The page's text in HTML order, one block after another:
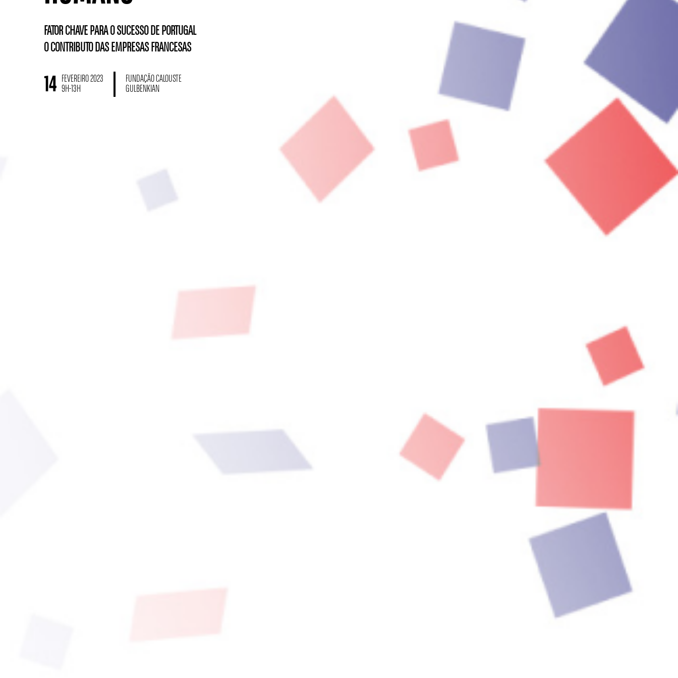
FATOR CHAVE PARA O SUCESSO DE PORTUGAL
O CONTRIBUTO DAS EMPRESAS FRANCESAS
14 FEVEREIRO 2023
9H-13H
FUNDAÇÃO CALOUSTE
GULBENKIAN